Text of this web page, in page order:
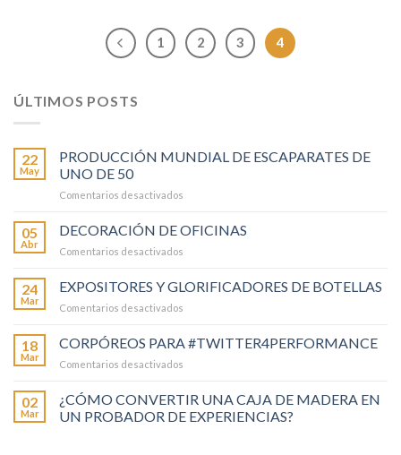
1 2 3 4
ÚLTIMOS POSTS
22
May
PRODUCCIÓN MUNDIAL DE ESCAPARATES DE
UNO DE 50
Comentarios desactivados
MUNDIAL
DE
UNO
05
Abr
DECORACIÓN DE OFICINAS
Comentarios desactivados
DE
OFICINAS
24
Mar
EXPOSITORES Y GLORIFICADORES DE BOTELLAS
Comentarios desactivados
GLORIFICADORES
18
Mar
CORPÓREOS PARA #TWITTER4PERFORMANCE
Comentarios desactivados
PARA
#TWITTER4PERFORMANCE
02
Mar
¿CÓMO CONVERTIR UNA CAJA DE MADERA EN
UN PROBADOR DE EXPERIENCIAS?